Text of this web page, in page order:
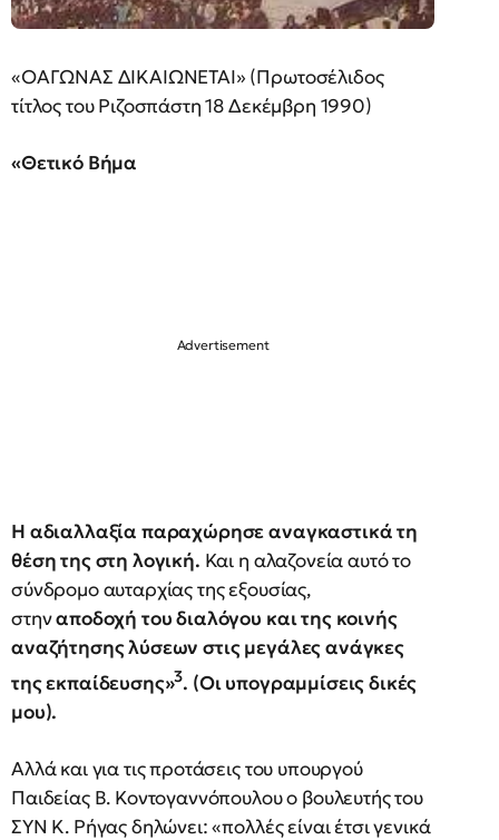
«ΟΑΓΩΝΑΣ ΔΙΚΑΙΩΝΕΤΑΙ» (Πρωτοσέλιδος
τίτλος του Ριζοσπάστη 18 Δεκέμβρη 1990)
«Θετικό Βήμα
Η αδιαλλαξία παραχώρησε αναγκαστικά τη
θέση της στη λογική. Και η αλαζονεία αυτό το
σύνδρομο αυταρχίας της εξουσίας,
στηναποδοχή του διαλόγου και της κοινής
αναζήτησης λύσεων στις μεγάλες ανάγκες
της εκπαίδευσης»3. (Οι υπογραμμίσεις δικές
μου).
Αλλά και για τις προτάσεις του υπουργού
Παιδείας Β. Κοντογαννόπουλου ο βουλευτής του
ΣΥΝ Κ. Ρήγας δηλώνει: «πολλές είναι έτσι γενικά